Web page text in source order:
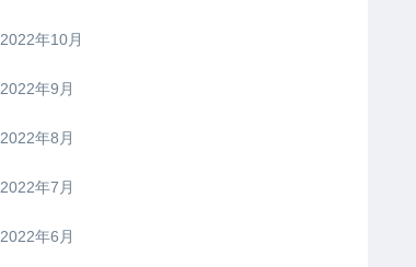
2022年10月
2022年9月
2022年8月
2022年7月
2022年6月